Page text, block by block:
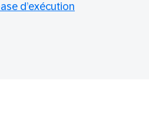
d’exécution